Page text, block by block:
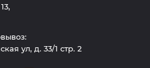
ул, д. 33/1 стр. 2